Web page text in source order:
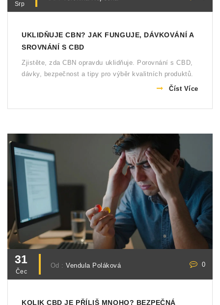
Srp
UKLIDŇUJE CBN? JAK FUNGUJE, DÁVKOVÁNÍ A
SROVNÁNÍ S CBD
Zjistěte, zda CBN opravdu uklidňuje. Porovnání s CBD,
dávky, bezpečnost a tipy pro výběr kvalitních produktů.
Číst Více
31
Čec
Od :Vendula Poláková 0
KOLIK CBD JE PŘÍLIŠ MNOHO? BEZPEČNÁ